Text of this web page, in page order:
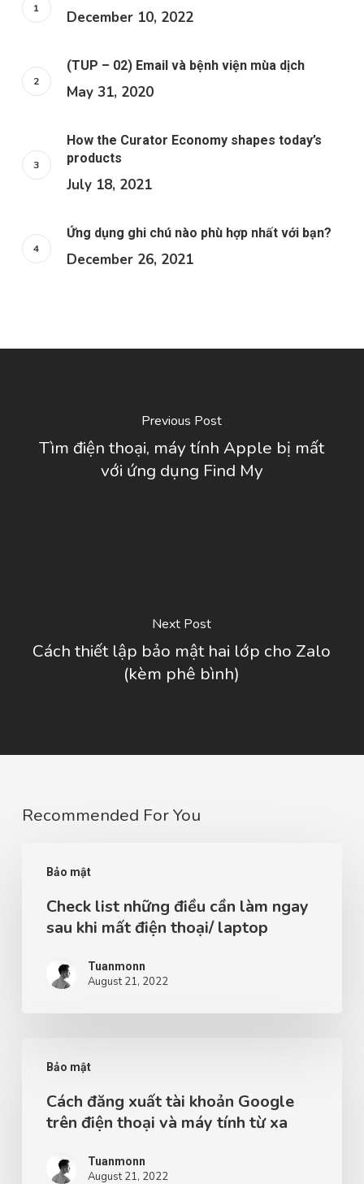
December 10, 2022
(TUP – 02) Email và bệnh viện mùa dịch
May 31, 2020
How the Curator Economy shapes today’s
products
July 18, 2021
Ứng dụng ghi chú nào phù hợp nhất với bạn?
December 26, 2021
Previous Post
Tìm điện thoại, máy tính Apple bị mất
với ứng dụng Find My
Next Post
Cách thiết lập bảo mật hai lớp cho Zalo
(kèm phê bình)
Recommended For You
Bảo mật
Check list những điều cần làm ngay
sau khi mất điện thoại/ laptop
Tuanmonn
August 21, 2022
Bảo mật
Cách đăng xuất tài khoản Google
trên điện thoại và máy tính từ xa
Tuanmonn
August 21, 2022